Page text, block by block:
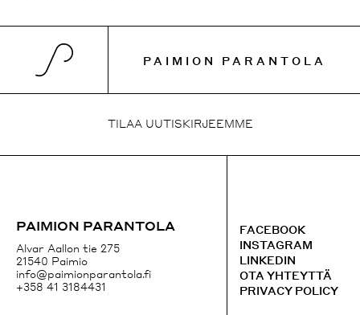
GOOGLE MAPS
FACEBOOK
INSTAGRAM
PAIMION PARANTOLA
PAIMION PARANTOLA
Alvar Aallon tie 275
21540 Paimio
info@paimionparantola.fi
+358 41 3184431
FACEBOOK
INSTAGRAM
LINKEDIN
OTA YHTEYTTÄ
PRIVACY POLICY
TILAA UUTISKIRJEEMME